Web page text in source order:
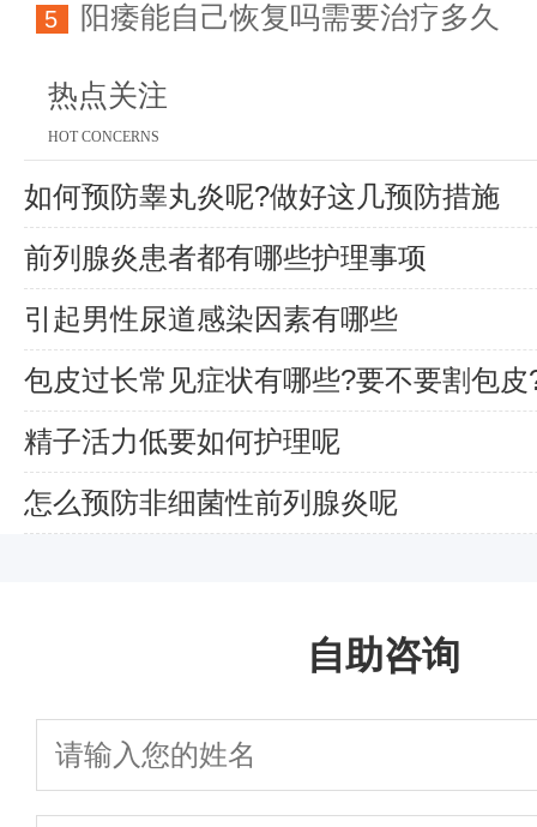
5 阳痿能自己恢复吗需要治疗多久
热点关注
HOT CONCERNS
如何预防睾丸炎呢?做好这几预防措施
前列腺炎患者都有哪些护理事项
引起男性尿道感染因素有哪些
包皮过长常见症状有哪些?要不要割包皮
精子活力低要如何护理呢
怎么预防非细菌性前列腺炎呢
自助咨询